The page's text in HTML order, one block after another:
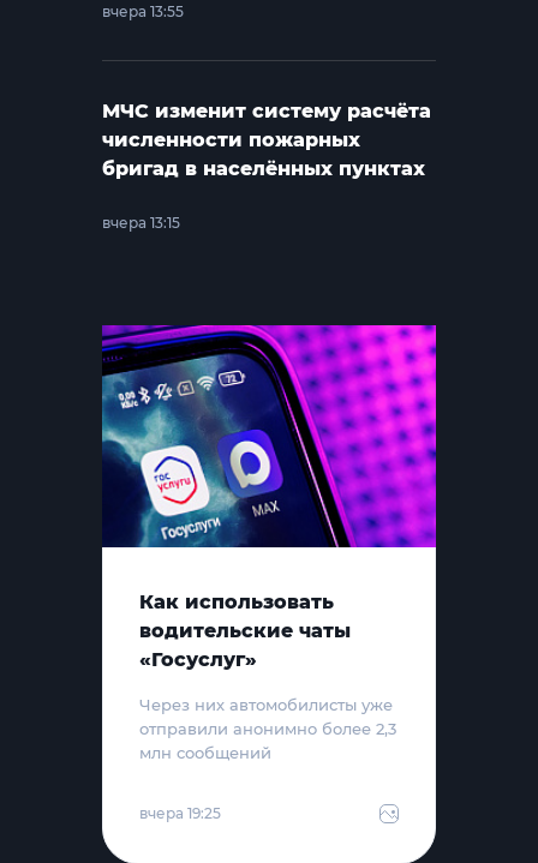
вчера 13:55
МЧС изменит систему расчёта
численности пожарных
бригад в населённых пунктах
вчера 13:15
Как использовать
водительские чаты
«Госуслуг»
Через них автомобилисты уже
отправили анонимно более 2,3
млн сообщений
вчера 19:25